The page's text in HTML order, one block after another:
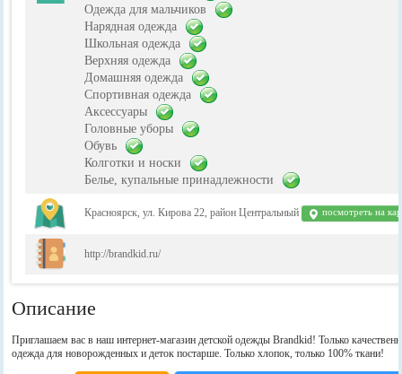
Одежда для мальчиков
Нарядная одежда
Школьная одежда
Верхняя одежда
Домашняя одежда
Спортивная одежда
Аксессуары
Головные уборы
Обувь
Колготки и носки
Белье, купальные принадлежности
Красноярск, ул. Кирова 22, район Центральный посмотреть на
http://brandkid.ru/
Описание
Приглашаем вас в наш интернет-магазин детской одежды Brandkid! Только
одежда для новорожденных и деток постарше. Только хлопок, только 100% ткани!